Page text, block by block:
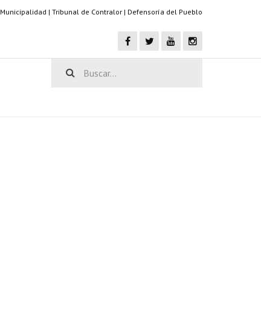
Municipalidad | Tribunal de Contralor | Defensoría del Pueblo